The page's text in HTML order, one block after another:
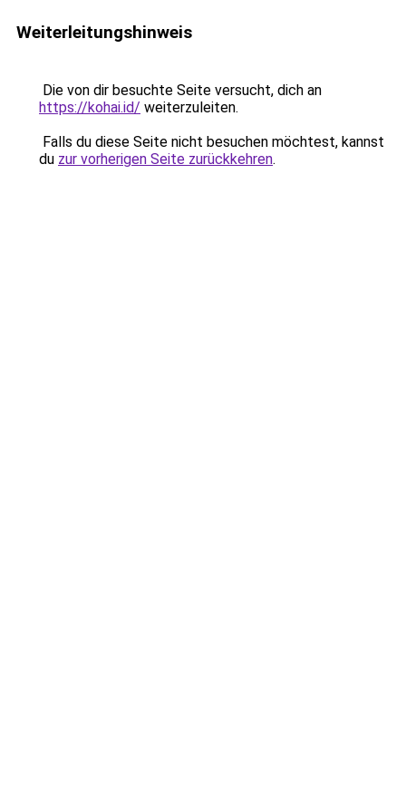
Weiterleitungshinweis
Die von dir besuchte Seite versucht, dich an
https://kohai.id/ weiterzuleiten.
Falls du diese Seite nicht besuchen möchtest, kannst
du zur vorherigen Seite zurückkehren.